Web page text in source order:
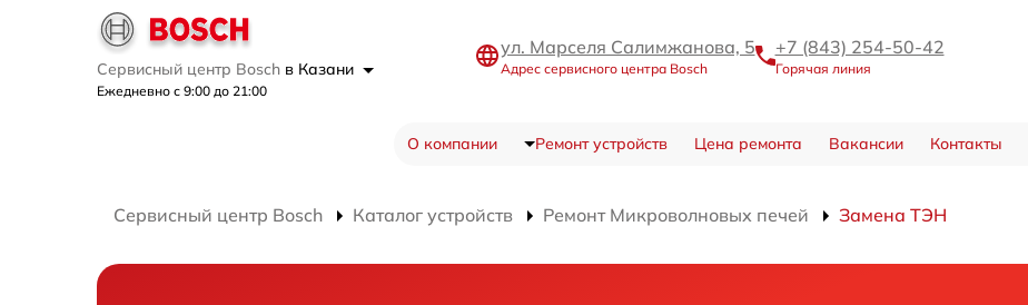
Сервисный центр Bosch в Казани
Ежедневно с 9:00 до 21:00
ул. Марселя Салимжанова, 5
Адрес сервисного центра Bosch
+7 (843) 254-50-42
Горячая линия
О компании Ремонт устройств Цена ремонта Вакансии Контакты
Сервисный центр Bosch Каталог устройств Ремонт Микроволновых печей Замена ТЭН